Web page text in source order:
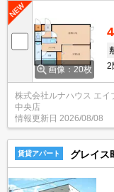
画像：20枚
2
株式会社ルナハウス エイ
中央店
情報更新日 2026/08/08
賃貸アパート グレイス